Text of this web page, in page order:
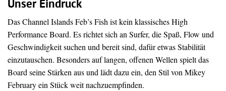
Unser Eindruck
Das Channel Islands Feb’s Fish ist kein klassisches High
Performance Board. Es richtet sich an Surfer, die Spaß, Flow und
Geschwindigkeit suchen und bereit sind, dafür etwas Stabilität
einzutauschen. Besonders auf langen, offenen Wellen spielt das
Board seine Stärken aus und lädt dazu ein, den Stil von Mikey
February ein Stück weit nachzuempfinden.